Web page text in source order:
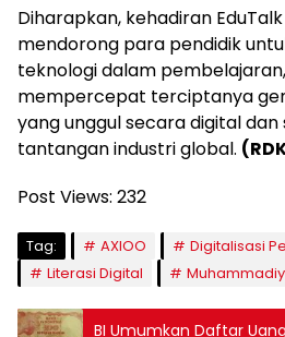
Diharapkan, kehadiran
mendorong para pendidik
teknologi dalam
mempercepat terciptanya
yang unggul secara digital
tantangan industri global.
Post Views: 232
Tag: AXIOO Digitalisasi
Literasi Digital
BI Umumkan Daftar